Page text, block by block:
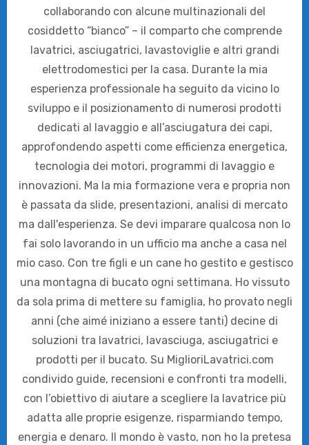
collaborando con alcune multinazionali del
cosiddetto “bianco” – il comparto che comprende
lavatrici, asciugatrici, lavastoviglie e altri grandi
elettrodomestici per la casa. Durante la mia
esperienza professionale ha seguito da vicino lo
sviluppo e il posizionamento di numerosi prodotti
dedicati al lavaggio e all’asciugatura dei capi,
approfondendo aspetti come efficienza energetica,
tecnologia dei motori, programmi di lavaggio e
innovazioni. Ma la mia formazione vera e propria non
è passata da slide, presentazioni, analisi di mercato
ma dall'esperienza. Se devi imparare qualcosa non lo
fai solo lavorando in un ufficio ma anche a casa nel
mio caso. Con tre figli e un cane ho gestito e gestisco
una montagna di bucato ogni settimana. Ho vissuto
da sola prima di mettere su famiglia, ho provato negli
anni (che aimé iniziano a essere tanti) decine di
soluzioni tra lavatrici, lavasciuga, asciugatrici e
prodotti per il bucato. Su MiglioriLavatrici.com
condivido guide, recensioni e confronti tra modelli,
con l’obiettivo di aiutare a scegliere la lavatrice più
adatta alle proprie esigenze, risparmiando tempo,
energia e denaro. Il mondo è vasto, non ho la pretesa